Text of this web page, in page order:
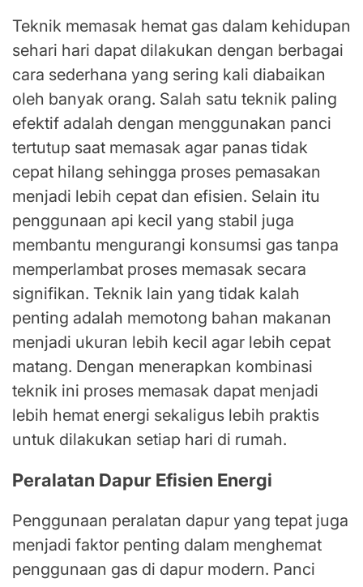
Teknik memasak hemat gas dalam kehidupan
sehari hari dapat dilakukan dengan berbagai
cara sederhana yang sering kali diabaikan
oleh banyak orang. Salah satu teknik paling
efektif adalah dengan menggunakan panci
tertutup saat memasak agar panas tidak
cepat hilang sehingga proses pemasakan
menjadi lebih cepat dan efisien. Selain itu
penggunaan api kecil yang stabil juga
membantu mengurangi konsumsi gas tanpa
memperlambat proses memasak secara
signifikan. Teknik lain yang tidak kalah
penting adalah memotong bahan makanan
menjadi ukuran lebih kecil agar lebih cepat
matang. Dengan menerapkan kombinasi
teknik ini proses memasak dapat menjadi
lebih hemat energi sekaligus lebih praktis
untuk dilakukan setiap hari di rumah.
Peralatan Dapur Efisien Energi
Penggunaan peralatan dapur yang tepat juga
menjadi faktor penting dalam menghemat
penggunaan gas di dapur modern. Panci